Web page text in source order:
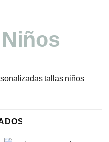
Niños